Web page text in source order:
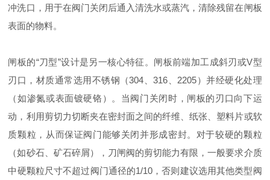
冲洗口，用于在阀门关闭后通入清洗水或蒸汽，清除残留在闸板
表面的物料。
闸板的“刀型”设计是另一核心特征。闸板前端加工成斜刃或V型
刃口，材质通常选用不锈钢（304、316、2205）并经硬化处理
（如渗氮或表面镀硬铬）。当阀门关闭时，闸板的刃口向下运
动，利用剪切力切断夹在密封面之间的纤维、纸张、塑料片或软
质颗粒，从而保证阀门能够关闭并形成密封。对于较硬的颗粒
（如砂石、矿石碎屑），刀闸阀的剪切能力有限，一般要求介质
中硬颗粒尺寸不超过阀门通径的1/10，否则建议选用其他类型阀